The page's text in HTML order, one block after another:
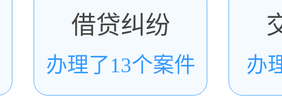
借贷纠纷
办理了13个案件 办